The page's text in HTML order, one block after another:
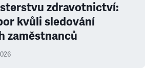
zdravotnictví:
kvůli sledování
zaměstnanců